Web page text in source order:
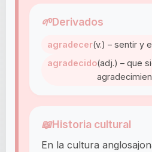
🌱Derivados
agradecer(v.) – sentir y
agradecido(adj.) – que
📖Historia cultural
En la cultura